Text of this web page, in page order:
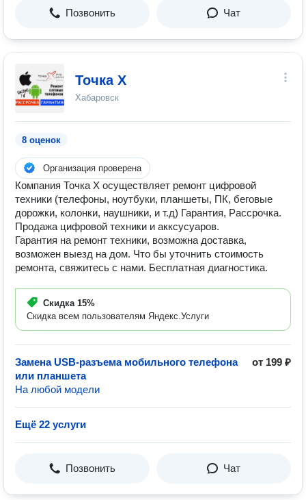
Позвонить Чат
Точка Х
Хабаровск
8 оценок
Организация проверена
Компания Точка Х осуществляет ремонт цифровой
техники (телефоны, ноутбуки, планшеты, ПК, беговые
дорожки, колонки, наушники, и т.д) Гарантия, Рассрочка.
Продажа цифровой техники и акксусуаров.
Гарантия на ремонт техники, возможна доставка,
возможен выезд на дом. Что бы уточнить стоимость
ремонта, свяжитесь с нами. Бесплатная диагностика.
Скидка 15%
Скидка всем пользователям Яндекс.Услуги
Замена USB-разъема мобильного телефона
или планшета
от 199 ₽
На любой модели
Ещё 22 услуги
Позвонить Чат